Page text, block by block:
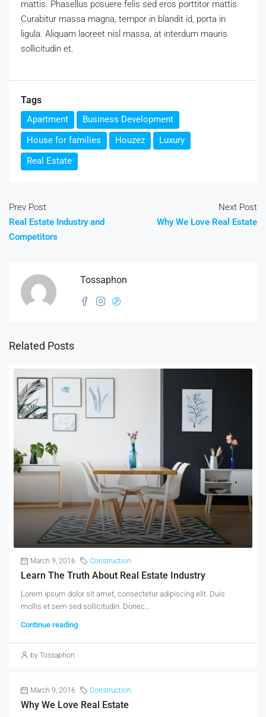
mattis. Phasellus posuere felis sed eros porttitor mattis.
Curabitur massa magna, tempor in blandit id, porta in
ligula. Aliquam laoreet nisl massa, at interdum mauris
sollicitudin et.
Tags
Apartment
Business Development
House for families
Houzez
Luxury
Real Estate
Prev Post
Real Estate Industry and
Competitors
Next Post
Why We Love Real Estate
Tossaphon
Related Posts
March 9, 2016 Construction
Learn The Truth About Real Estate Industry
Lorem ipsum dolor sit amet, consectetur adipiscing elit. Duis
mollis et sem sed sollicitudin. Donec...
Continue reading
by Tossaphon
March 9, 2016 Construction
Why We Love Real Estate